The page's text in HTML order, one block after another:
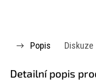
Popis Diskuze
Detailní popis